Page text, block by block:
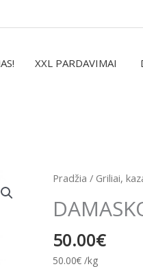
XXL PARDAVIMAI
Pradžia / Griliai,
50.00€
50.00€ /kg
produkto
DAMASKO
peilis